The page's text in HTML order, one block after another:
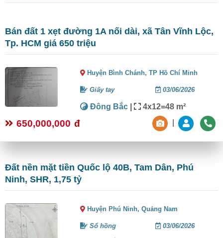
Bán đất 1 xẹt đường 1A nối dài, xã Tân Vĩnh Lộc,
Tp. HCM giá 650 triệu
Huyện Bình Chánh,TP Hồ Chí Minh
Giấy tay 03/06/2026
Đông Bắc | 4x12=48 m²
650,000,000 đ
Đất nền mặt tiền Quốc lộ 40B, Tam Dân, Phú
Ninh, SHR, 1,75 tỷ
Huyện Phú Ninh,Quảng Nam
Sổ hồng 03/06/2026